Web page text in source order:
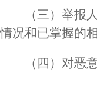
（三）举报
情况和已掌握的
（四）对恶